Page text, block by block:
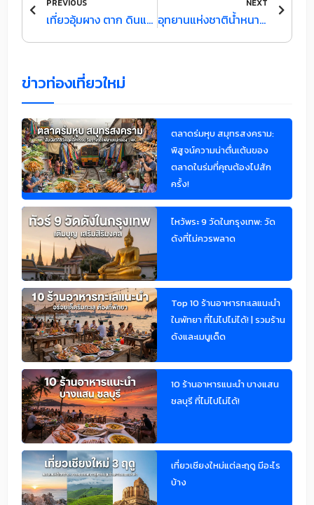
PREVIOUS
เที่ยวอุ้มผาง ตาก ดินแดนปลายขอบประเทศไทย ที่ต้องไปให้ได้สักครั้ง
NEXT
อุทยานแห่งชาติน้ำหนาว: เที่ยวครบ จุดชมวิวภูค้อ–ถ้ำผาหงษ์–น้ำตกเหวทราย (แพลน 2 วัน 1 คืน)
ข่าวท่องเที่ยวใหม่
ตลาดร่มหุบ สมุทรสงคราม:
พิสูจน์ความน่าตื่นเต้นของ
ตลาดในร่มที่คุณต้องไปสัก
ครั้ง!
ไหว้พระ 9 วัดในกรุงเทพ: วัด
ดังที่ไม่ควรพลาด
Top 10 ร้านอาหารทะเลแนะนำ
ในพัทยา ที่ไม่ไปไม่ได้! | รวมร้าน
ดังและเมนูเด็ด
10 ร้านอาหารแนะนำ บางแสน
ชลบุรี ที่ไม่ไปไม่ได้!
เที่ยวเชียงใหม่แต่ละฤดู มีอะไร
บ้าง